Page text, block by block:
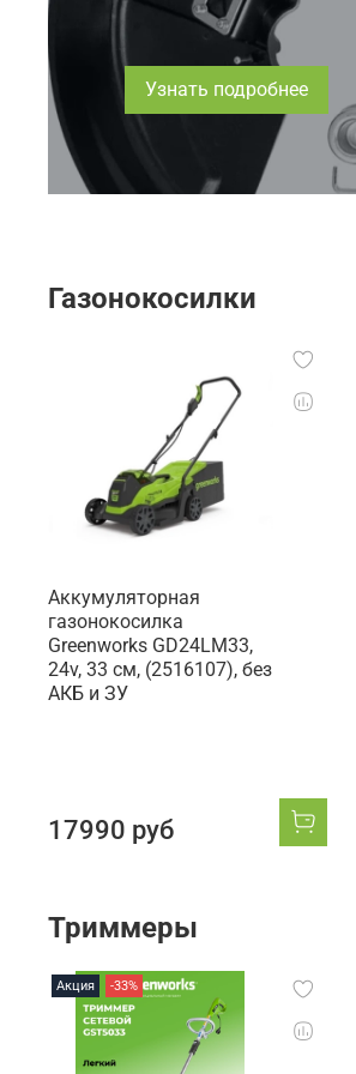
Узнать подробнее
Газонокосилки
Аккумуляторная
газонокосилка
Greenworks GD24LM33,
24v, 33 см, (2516107), без
АКБ и ЗУ
17990 руб
Триммеры
Акция -33%